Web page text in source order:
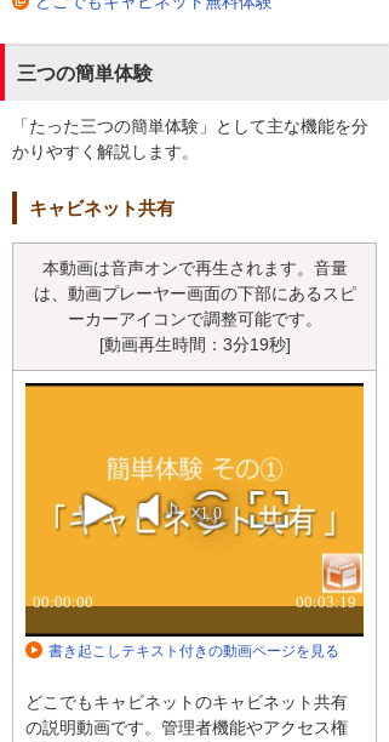
三つの簡単体験
「たった三つの簡単体験」として主な機能を分
かりやすく解説します。
キャビネット共有
本動画は音声オンで再生されます。音量
は、動画プレーヤー画面の下部にあるスピ
ーカーアイコンで調整可能です。
[動画再生時間：3分19秒]
書き起こしテキスト付きの動画ページを見る
どこでもキャビネットのキャビネット共有
の説明動画です。管理者機能やアクセス権